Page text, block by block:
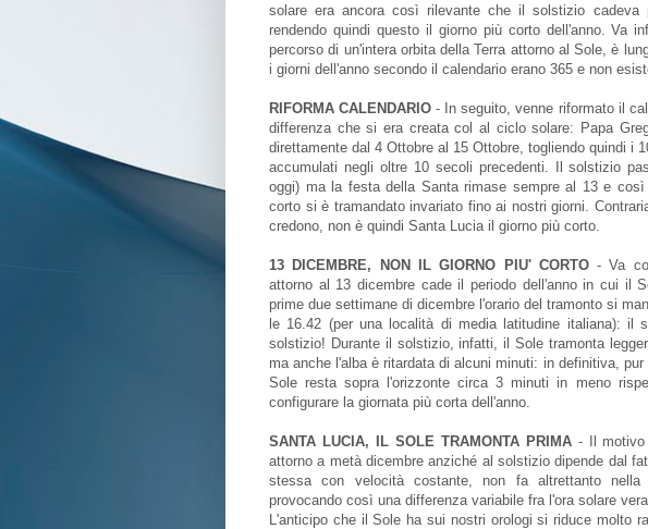
solare era ancora così rilevante che il solstizio
rendendo quindi questo il giorno più corto dell'anno. Va
percorso di un'intera orbita della Terra attorno al Sole, è
i giorni dell'anno secondo il calendario erano 365 e non
RIFORMA CALENDARIO - In seguito, venne riformato il
differenza che si era creata col al ciclo solare: Papa
direttamente dal 4 Ottobre al 15 Ottobre, togliendo quindi i
accumulati negli oltre 10 secoli precedenti. Il solstizio
oggi) ma la festa della Santa rimase sempre al 13 e
corto si è tramandato invariato fino ai nostri giorni.
credono, non è quindi Santa Lucia il giorno più corto.
13 DICEMBRE, NON IL GIORNO PIU' CORTO- Va
attorno al 13 dicembre cade il periodo dell'anno in cui il
prime due settimane di dicembre l'orario del tramonto si
le 16.42 (per una località di media latitudine italiana): il
solstizio! Durante il solstizio, infatti, il Sole tramonta
ma anche l'alba è ritardata di alcuni minuti: in definitiva,
Sole resta sopra l'orizzonte circa 3 minuti in meno
configurare la giornata più corta dell'anno.
SANTA LUCIA, IL SOLE TRAMONTA PRIMA- Il motivo
attorno a metà dicembre anziché al solstizio dipende dal
stessa con velocità costante, non fa altrettanto nella
provocando così una differenza variabile fra l'ora solare
L'anticipo che il Sole ha sui nostri orologi si riduce molto